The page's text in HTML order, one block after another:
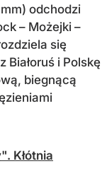
odchodzi
– Możejki –
się
Białoruś i Polskę
biegnącą
Kłótnia